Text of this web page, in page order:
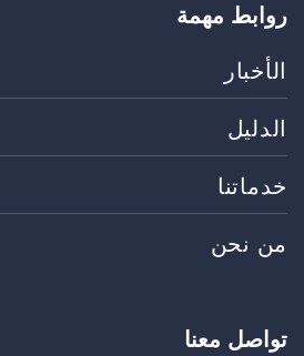
روابط مهمة
الأخبار
الدليل
خدماتنا
من نحن
تواصل معنا